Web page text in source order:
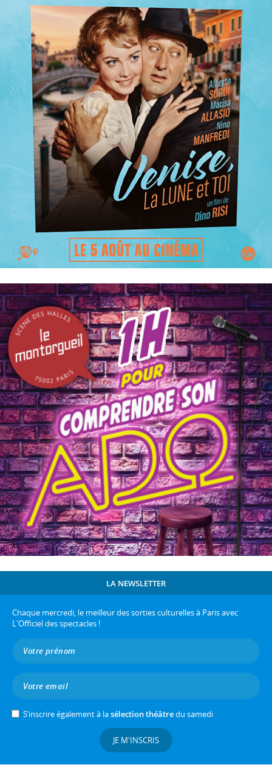
LA NEWSLETTER
Chaque mercredi, le meilleur des sorties culturelles à Paris avec
L'Officiel des spectacles !
S’inscrire également à lasélection théâtredu samedi
JE M'INSCRIS